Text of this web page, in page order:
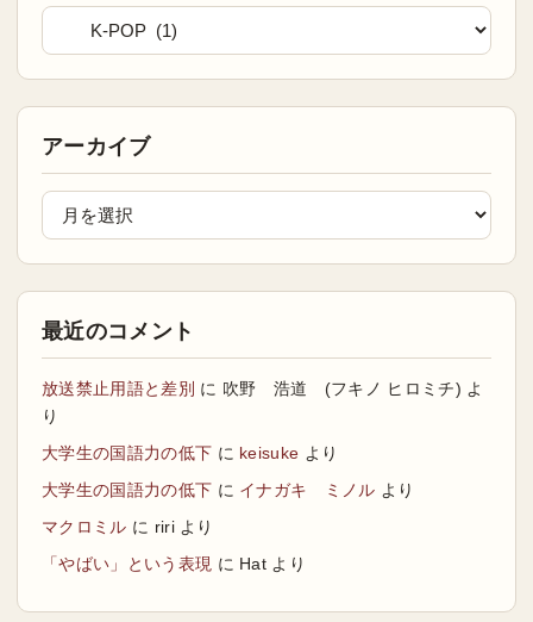
アーカイブ
最近のコメント
放送禁止用語と差別 に 吹野 浩道 (フキノ ヒロミチ) よ
り
大学生の国語力の低下 に keisuke より
大学生の国語力の低下 に イナガキ ミノル より
マクロミル に ririより
「やばい」という表現 に Hat より